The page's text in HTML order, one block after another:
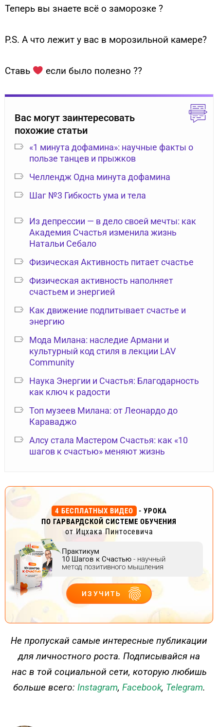
Теперь вы знаете всё о заморозке ?
P.S. А что лежит у вас в морозильной камере?
Ставь
если было полезно ??
Вас могут заинтересовать
похожие статьи
«1 минута дофамина»: научные факты о
пользе танцев и прыжков
Челлендж Одна минута дофамина
Шаг №3 Гибкость ума и тела
Из депрессии — в дело своей мечты: как
Академия Счастья изменила жизнь
Натальи Себало
Физическая Активность питает счастье
Физическая активность наполняет
счастьем и энергией
Как движение подпитывает счастье и
энергию
Мода Милана: наследие Армани и
культурный код стиля в лекции LAV
Community
Наука Энергии и Счастья: Благодарность
как ключ к радости
Топ музеев Милана: от Леонардо до
Караваджо
Алсу стала Мастером Счастья: как «10
шагов к счастью» меняют жизнь
4 БЕСПЛАТНЫХ ВИДЕО
- УРОКА
ПО ГАРВАРДСКОЙ СИСТЕМЕ ОБУЧЕНИЯ
от Ицхака Пинтосевича
Практикум
10 Шагов к Счастью - научный
метод позитивного мышления
ИЗУЧИТЬ
ДЕЙСТВУЙ
Не пропускай самые интересные публикации
для личностного роста. Подписывайся на
нас в той социальной сети, которую любишь
больше всего: Instagram, Facebook, Telegram.